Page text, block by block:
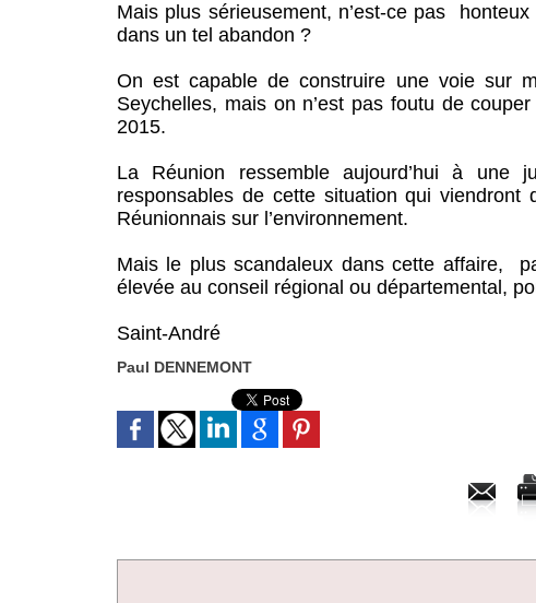
Mais plus sérieusement, n’est-ce pas
dans un tel abandon ?
On est capable de construire une voie sur
Seychelles, mais on n’est pas foutu de
2015.
La Réunion ressemble aujourd’hui à
responsables de cette situation qui
Réunionnais sur l’environnement.
Mais le plus scandaleux dans cette affaire,
élevée au conseil régional ou départemental,
Saint-André
Paul DENNEMONT